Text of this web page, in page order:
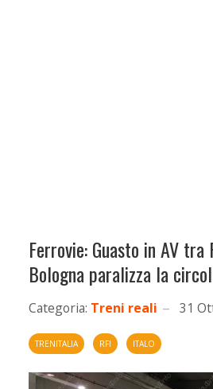
Ferrovie: Guasto in AV tra
Bologna paralizza la
Categoria: Treni reali 31
TRENITALIA RFI ITALO